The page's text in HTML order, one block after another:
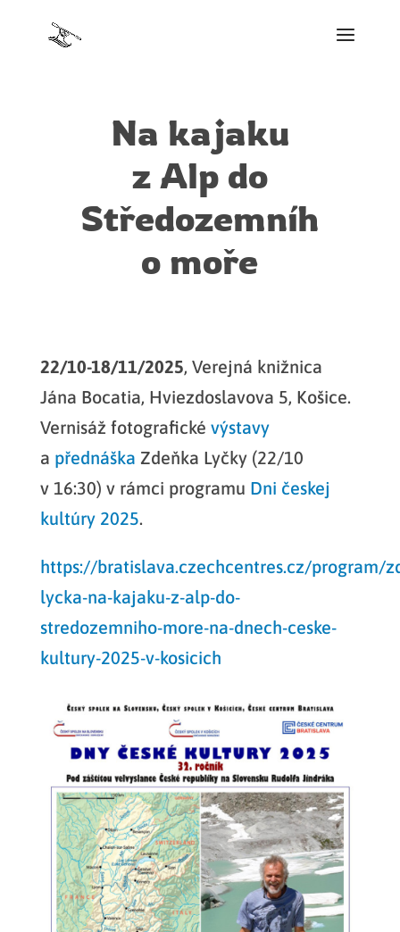
Na kajaku
z Alp do
Středozemníh
o moře
22/10-18/11/2025, Verejná knižnica
Jána Bocatia, Hviezdoslavova 5, Košice.
Vernisáž fotografické výstavy
a přednáška Zdeňka Lyčky (22/10
v 16:30) v rámci programu Dni českej
kultúry 2025.
https://bratislava.czechcentres.cz/program/
lycka-na-kajaku-z-alp-do-
stredozemniho-more-na-dnech-ceske-
kultury-2025-v-kosicich